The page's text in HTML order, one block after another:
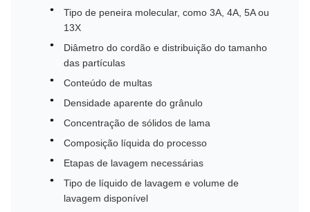
Tipo de peneira molecular, como 3A, 4A, 5A ou
13X
Diâmetro do cordão e distribuição do tamanho
das partículas
Conteúdo de multas
Densidade aparente do grânulo
Concentração de sólidos de lama
Composição líquida do processo
Etapas de lavagem necessárias
Tipo de líquido de lavagem e volume de
lavagem disponível